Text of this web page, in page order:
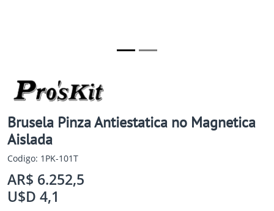
Brusela Pinza Antiestatica no Magnetica
Aislada
Codigo: 1PK-101T
AR$ 6.252,5
U$D 4,1